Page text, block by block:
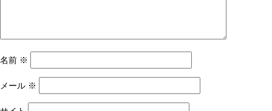
名前 ※
メール ※